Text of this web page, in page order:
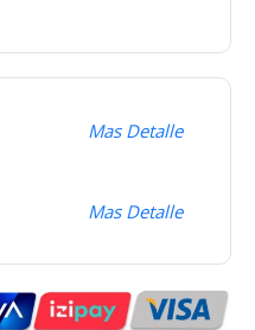
Mas Detalle
Mas Detalle